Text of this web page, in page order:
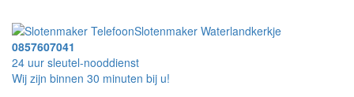
Slotenmaker Waterlandkerkje
0857607041
24 uur sleutel-nooddienst
Wij zijn binnen 30 minuten bij u!